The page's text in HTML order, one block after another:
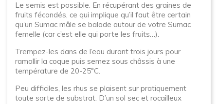
Le semis est possible. En récupérant des graines de
fruits fécondés, ce qui implique qu’il faut être certain
qu’un Sumac mâle se balade autour de votre Sumac
femelle (car c’est elle qui porte les fruits…).
Trempez-les dans de l’eau durant trois jours pour
ramollir la coque puis semez sous châssis à une
température de 20-25°C.
Peu difficiles, les rhus se plaisent sur pratiquement
toute sorte de substrat. D’un sol sec et rocailleux